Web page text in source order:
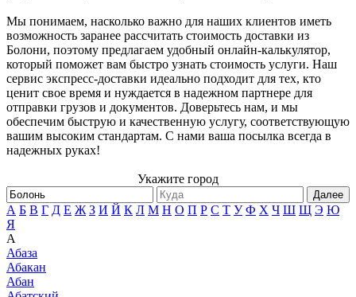
Мы понимаем, насколько важно для наших клиентов иметь
возможность заранее рассчитать стоимость доставки из
Болони, поэтому предлагаем удобный онлайн-калькулятор,
который поможет вам быстро узнать стоимость услуги. Наш
сервис экспресс-доставки идеально подходит для тех, кто
ценит свое время и нуждается в надежном партнере для
отправки грузов и документов. Доверьтесь нам, и мы
обеспечим быструю и качественную услугу, соответствующую
вашим высоким стандартам. С нами ваша посылка всегда в
надежных руках!
Укажите город
Далее
А Б В Г Д Е Ж З И Й К Л М Н О П Р С Т У Ф Х Ч Ш Щ Э Ю
Я
А
Абаза
Абакан
Абан